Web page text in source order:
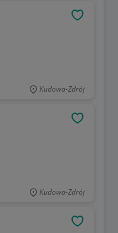
Kudowa-Zdrój
Kudowa-Zdrój